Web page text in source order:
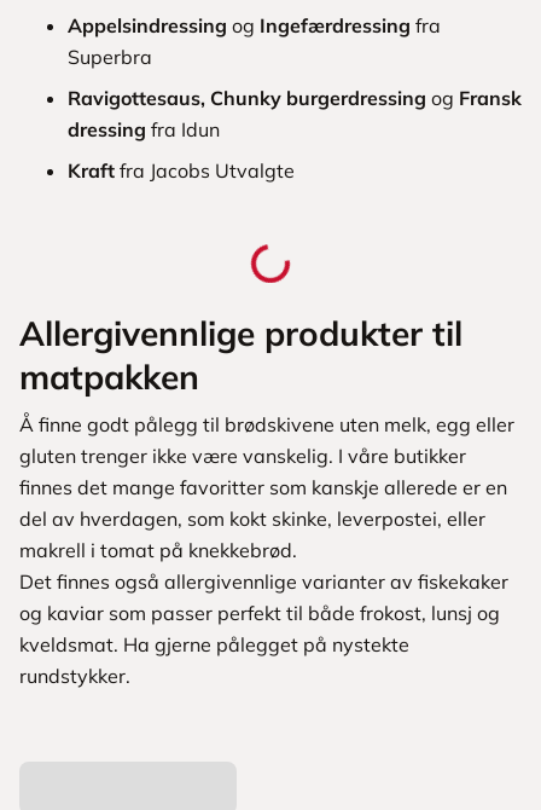
Appelsindressing og Ingefærdressing fra
Superbra
Ravigottesaus, Chunky burgerdressing og Fransk
dressing fra Idun
Kraft fra Jacobs Utvalgte
Allergivennlige produkter til
matpakken
Å finne godt pålegg til brødskivene uten melk, egg eller
gluten trenger ikke være vanskelig. I våre butikker
finnes det mange favoritter som kanskje allerede er en
del av hverdagen, som kokt skinke, leverpostei, eller
makrell i tomat på knekkebrød.
Det finnes også allergivennlige varianter av fiskekaker
og kaviar som passer perfekt til både frokost, lunsj og
kveldsmat. Ha gjerne pålegget på nystekte
rundstykker.
a